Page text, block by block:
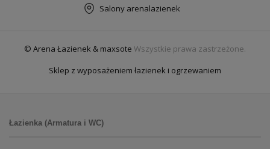
Salony arenalazienek
© Arena Łazienek & maxsote Wszystkie prawa zastrzeżone.
Sklep z wyposażeniem łazienek i ogrzewaniem
Łazienka (Armatura i WC)